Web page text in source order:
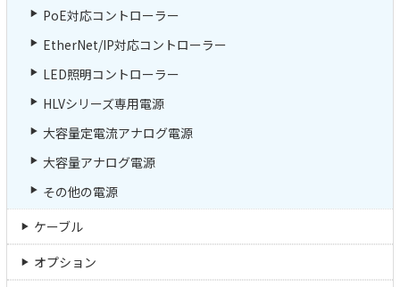
PoE対応コントローラー
EtherNet/IP対応コントローラー
LED照明コントローラー
HLVシリーズ専用電源
大容量定電流アナログ電源
大容量アナログ電源
その他の電源
ケーブル
オプション